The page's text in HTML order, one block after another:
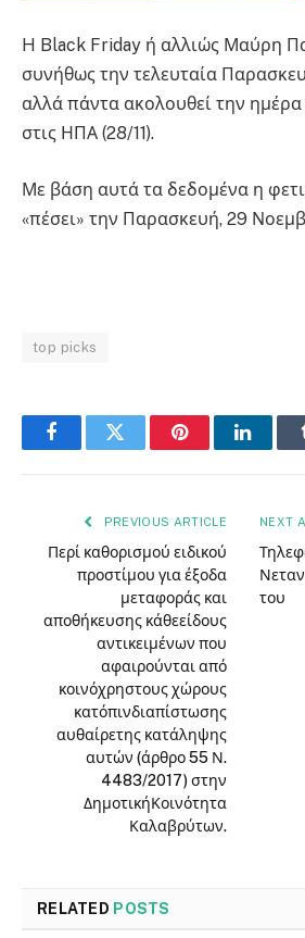
H Black Friday ή αλλιώς Μαύρη
συνήθως την τελευταία
αλλά πάντα ακολουθεί την
στις ΗΠΑ (28/11).
Με βάση αυτά τα δεδομένα η
«πέσει» την Παρασκευή, 29
top picks
FacebookTwitter Pinterest
PREVIOUS ARTICLE
Περί καθορισμού ειδικού
προστίμου για έξοδα
μεταφοράς και
αποθήκευσης κάθεείδους
αντικειμένων που
αφαιρούνται από
κοινόχρηστους χώρους
κατόπινδιαπίστωσης
αυθαίρετης κατάληψης
αυτών (άρθρο 55 Ν.
4483/2017) στην
ΔημοτικήΚοινότητα
Καλαβρύτων.
NEXT
του
RELATED POSTS